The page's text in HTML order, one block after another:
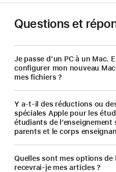
Questions et
Je passe d’un PC à un Mac.
configurer mon nouveau
mes fichiers ?
Y a-t-il des réductions ou
spéciales Apple pour les
étudiants de l’enseignement
parents et le corps
Quelles sont mes options de
recevrai-je mes articles ?